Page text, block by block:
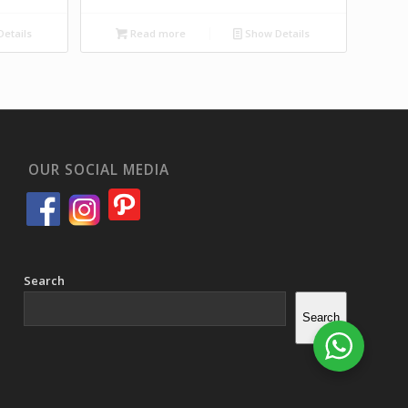
Read more Show Details
OUR SOCIAL MEDIA
Search
Search